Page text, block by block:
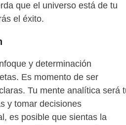
que el universo está de tu
el éxito.
y determinación
Es momento de ser
Tu mente analítica será
y tomar decisiones
es posible que sientas la